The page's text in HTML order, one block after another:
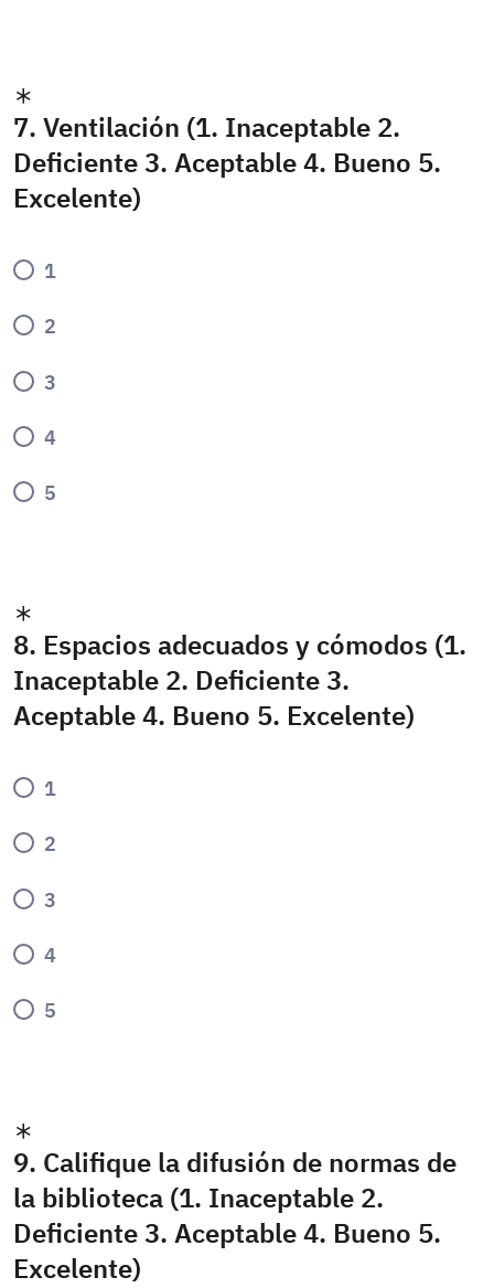
7. Ventilación (1. Inaceptable 2.
Deficiente 3. Aceptable 4. Bueno 5.
Excelente)
1
2
3
4
5
8. Espacios adecuados y cómodos (1.
Inaceptable 2. Deficiente 3.
Aceptable 4. Bueno 5. Excelente)
1
2
3
4
5
9. Califique la difusión de normas de
la biblioteca (1. Inaceptable 2.
Deficiente 3. Aceptable 4. Bueno 5.
Excelente)